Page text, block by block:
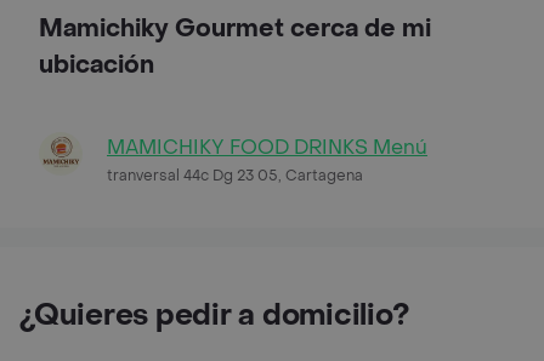
Mamichiky Gourmet cerca de mi
ubicación
MAMICHIKY FOOD DRINKS Menú
tranversal 44c Dg 23 05, Cartagena
¿Quieres pedir a domicilio?